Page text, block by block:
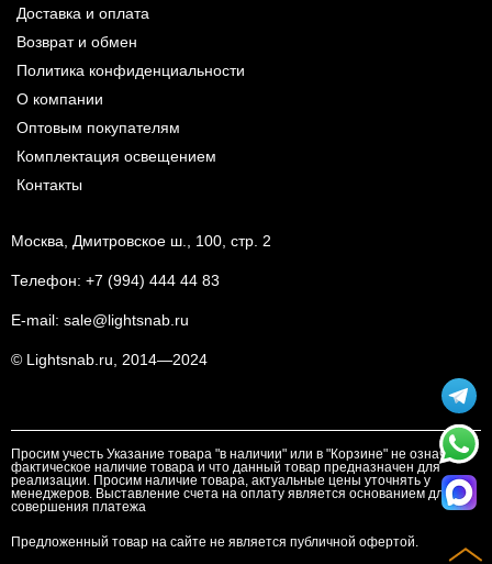
Доставка и оплата
Возврат и обмен
Политика конфиденциальности
О компании
Оптовым покупателям
Комплектация освещением
Контакты
Москва, Дмитровское ш., 100, стр. 2
Телефон: +7 (994) 444 44 83
E-mail: sale@lightsnab.ru
© Lightsnab.ru, 2014—2024
Просим учесть Указание товара "в наличии" или в "Корзине" не означает
фактическое наличие товара и что данный товар предназначен для
реализации. Просим наличие товара, актуальные цены уточнять у
менеджеров. Выставление счета на оплату является основанием для
совершения платежа
Предложенный товар на сайте не является публичной офертой.